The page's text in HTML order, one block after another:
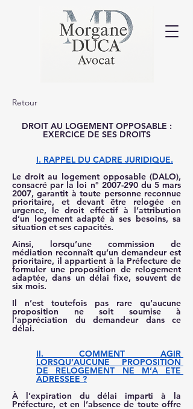
Retour
DROIT AU LOGEMENT OPPOSABLE :
EXERCICE DE SES DROITS
I. RAPPEL DU CADRE JURIDIQUE.
Le droit au logement opposable (DALO),
consacré par la loi n° 2007-290 du 5 mars
2007, garantit à toute personne reconnue
prioritaire, et devant être relogée en
urgence, le droit effectif à l’attribution
d’un logement adapté à ses besoins, sa
situation et ses capacités.
Ainsi, lorsqu’une commission de
médiation reconnaît qu’un demandeur est
prioritaire, il appartient à la Préfecture de
formuler une proposition de relogement
adaptée, dans un délai fixe, souvent de
six mois.
Il n’est toutefois pas rare qu’aucune
proposition ne soit soumise à
l’appréciation du demandeur dans ce
délai.
II. COMMENT AGIR
LORSQU’AUCUNE PROPOSITION
DE RELOGEMENT NE M’A ETE
ADRESSEE ?
À l’expiration du délai imparti à la
Préfecture, et en l’absence de toute offre